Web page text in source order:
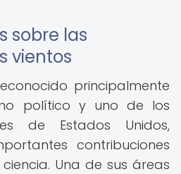
sobre las
vientos
principalmente
político y uno de los
de Estados Unidos,
contribuciones
Una de sus áreas